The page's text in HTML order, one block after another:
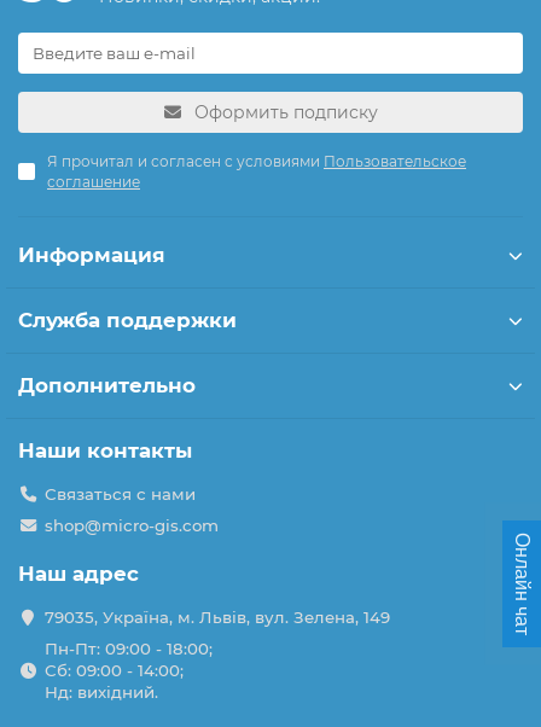
Оформить подписку
Я прочитал и согласен с условиями Пользовательское
соглашение
Информация
Служба поддержки
Дополнительно
Наши контакты
Связаться с нами
shop@micro-gis.com
Наш адрес
79035, Україна, м. Львів, вул. Зелена, 149
Пн-Пт: 09:00 - 18:00;
Сб: 09:00 - 14:00;
Нд: вихідний.
Онлайн чат